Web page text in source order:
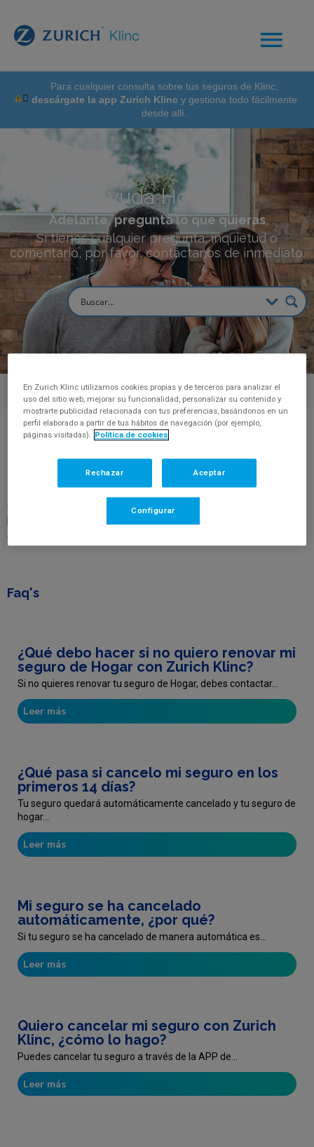
Para cualquier consulta sobre tus seguros de Klinc,
descárgate la app Zurich Klinc y gestiona todo fácilmente
desde allí.
Ayuda Hogar
Adelante, pregunta lo que quieras
Si tienes cualquier pregunta, inquietud o
comentario, por favor, contáctanos de inmediato.
Centro de Ayuda >Hogar >Cancelación Hogar
¿Cómo puedo dar de baja mi seguro de Hogar? ¿Cuándo
puedo cancelar el contrato? En esta sección te damos más
detalles sobre la cancelación de tu seguro de Hogar Klinc.
Faq's
¿Qué debo hacer si no quiero renovar mi
seguro de Hogar con Zurich Klinc?
Si no quieres renovar tu seguro de Hogar, debes contactar...
Leer más
¿Qué pasa si cancelo mi seguro en los
primeros 14 días?
Tu seguro quedará automáticamente cancelado y tu seguro de
hogar...
Leer más
Mi seguro se ha cancelado
automáticamente, ¿por qué?
Si tu seguro se ha cancelado de manera automática es...
Leer más
Quiero cancelar mi seguro con Zurich
Klinc, ¿cómo lo hago?
Puedes cancelar tu seguro a través de la APP de...
Leer más
En Zurich Klinc utilizamos cookies propias y de terceros para analizar el
uso del sitio web, mejorar su funcionalidad, personalizar su contenido y
mostrarte publicidad relacionada con tus preferencias, basándonos en un
perfil elaborado a partir de tus hábitos de navegación (por ejemplo,
páginas visitadas). Política de cookies
Rechazar Aceptar
Configurar